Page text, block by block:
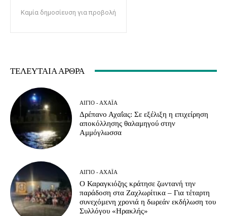
Καμία δημοσίευση για προβολή
ΤΕΛΕΥΤΑΊΑ ΆΡΘΡΑ
ΑΊΓΙΟ - ΑΧΑΪ́Α
Δρέπανο Αχαΐας: Σε εξέλιξη η επιχείρηση
αποκόλλησης θαλαμηγού στην
Αμμόγλωσσα
ΑΊΓΙΟ - ΑΧΑΪ́Α
Ο Καραγκιόζης κράτησε ζωντανή την
παράδοση στα Ζαχλωρίτικα – Για τέταρτη
συνεχόμενη χρονιά η δωρεάν εκδήλωση του
Συλλόγου «Ηρακλής»